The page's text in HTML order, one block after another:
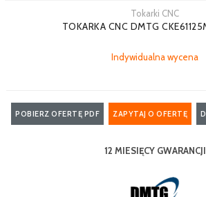
Tokarki CNC
TOKARKA CNC DMTG
Indywidualna wycena
POBIERZ OFERTĘ PDF ZAPYTAJ O OFERTĘ
12 MIESIĘCY GWARANCJI